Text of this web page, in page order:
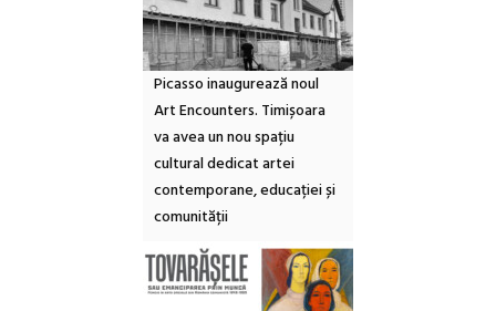
Picasso inaugurează noul
Art Encounters. Timișoara
va avea un nou spațiu
cultural dedicat artei
contemporane, educației și
comunității